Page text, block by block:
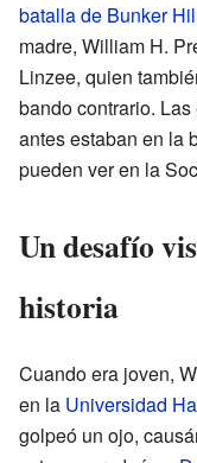
batalla de Bunker
madre, William H.
Linzee, quien
bando contrario.
antes estaban en la
pueden ver en la
Un desafío
historia
Cuando era joven,
en la Universidad
golpeó un ojo,